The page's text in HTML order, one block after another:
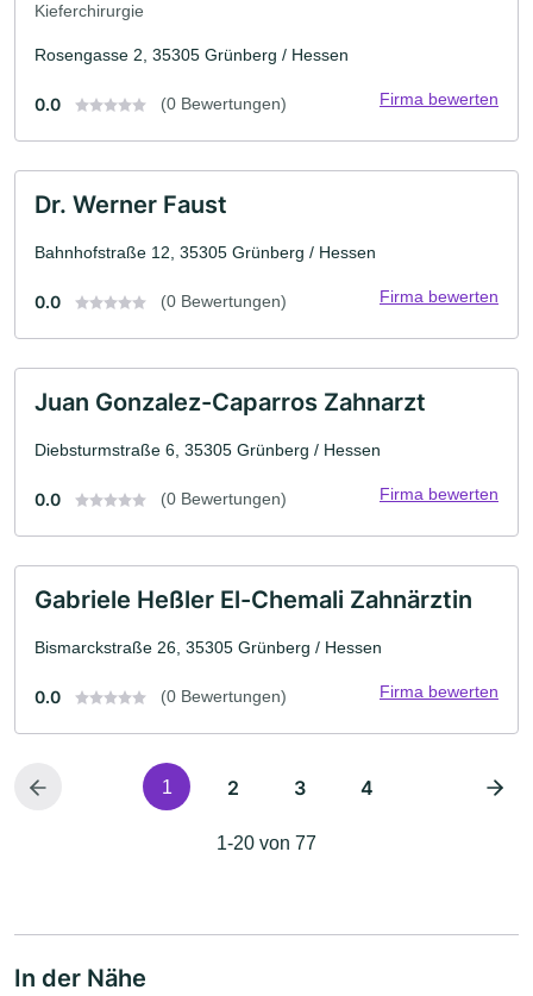
Kieferchirurgie
Rosengasse 2, 35305 Grünberg / Hessen
0.0 (0 Bewertungen) Firma bewerten
Dr. Werner Faust
Bahnhofstraße 12, 35305 Grünberg / Hessen
0.0 (0 Bewertungen) Firma bewerten
Juan Gonzalez-Caparros Zahnarzt
Diebsturmstraße 6, 35305 Grünberg / Hessen
0.0 (0 Bewertungen) Firma bewerten
Gabriele Heßler El-Chemali Zahnärztin
Bismarckstraße 26, 35305 Grünberg / Hessen
0.0 (0 Bewertungen) Firma bewerten
1 2 3 4
1-20 von 77
In der Nähe